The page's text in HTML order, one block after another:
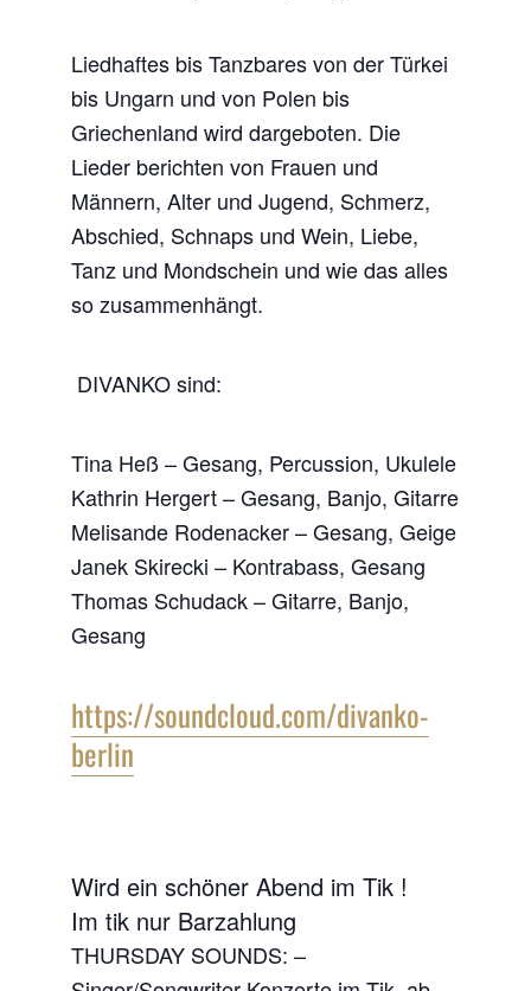
Liedhaftes bis Tanzbares von der Türkei
bis Ungarn und von Polen bis
Griechenland wird dargeboten. Die
Lieder berichten von Frauen und
Männern, Alter und Jugend, Schmerz,
Abschied, Schnaps und Wein, Liebe,
Tanz und Mondschein und wie das alles
so zusammenhängt.
DIVANKO sind:
Tina Heß – Gesang, Percussion, Ukulele
Kathrin Hergert – Gesang, Banjo, Gitarre
Melisande Rodenacker – Gesang, Geige
Janek Skirecki – Kontrabass, Gesang
Thomas Schudack – Gitarre, Banjo,
Gesang
https://soundcloud.com/divanko-
berlin
Wird ein schöner Abend im Tik !
Im tik nur Barzahlung
THURSDAY SOUNDS: –